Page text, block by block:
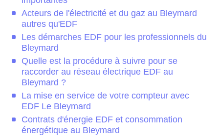
Acteurs de l'électricité et du gaz au Bleymard
autres qu'EDF
Les démarches EDF pour les professionnels du
Bleymard
Quelle est la procédure à suivre pour se
raccorder au réseau électrique EDF au
Bleymard ?
La mise en service de votre compteur avec
EDF Le Bleymard
Contrats d'énergie EDF et consommation
énergétique au Bleymard